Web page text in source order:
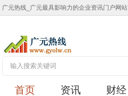
广元热线_广元最具影响力的企业资讯门户网站
首页 资讯 财经